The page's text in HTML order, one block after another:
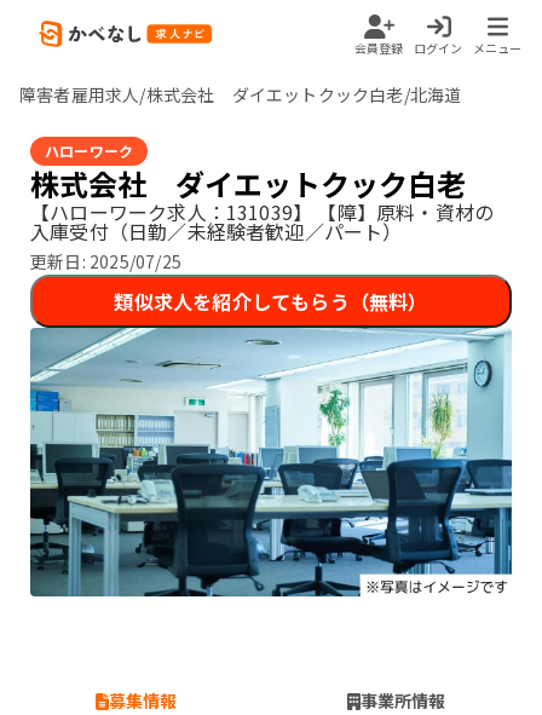
会員登録 ログイン メニュー
障害者雇用求人/株式会社 ダイエットクック白老/北海道
ハローワーク
株式会社 ダイエットクック白老
【ハローワーク求人：131039】 【障】原料・資材の
入庫受付（日勤／未経験者歓迎／パート）
更新日: 2025/07/25
類似求人を紹介してもらう（無料）
募集情報 事業所情報